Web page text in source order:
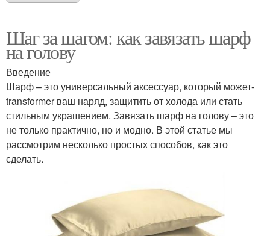
Шаг за шагом: как завязать шарф
на голову
Введение
Шарф – это универсальный аксессуар, который может-
transformer ваш наряд, защитить от холода или стать
стильным украшением. Завязать шарф на голову – это
не только практично, но и модно. В этой статье мы
рассмотрим несколько простых способов, как это
сделать.